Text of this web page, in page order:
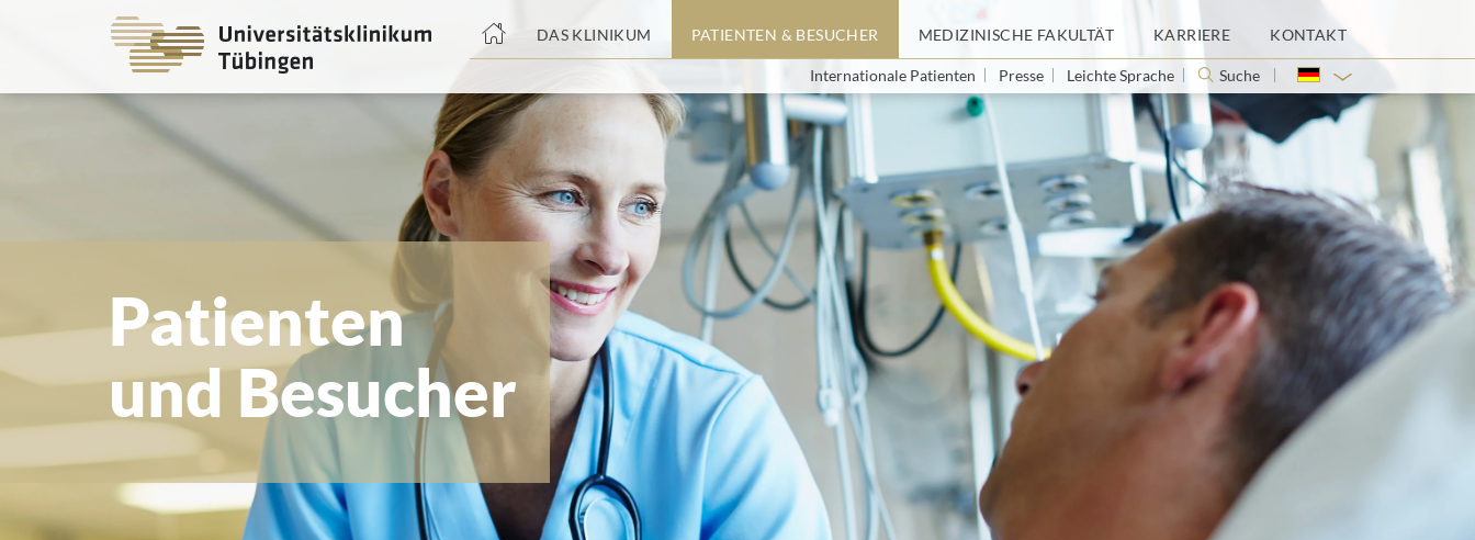
DAS KLINIKUM PATIENTEN & BESUCHER MEDIZINISCHE FAKULTÄT KARRIERE KONTAKT
Internationale Patienten Presse Leichte Sprache Suche
Patienten
und Besucher